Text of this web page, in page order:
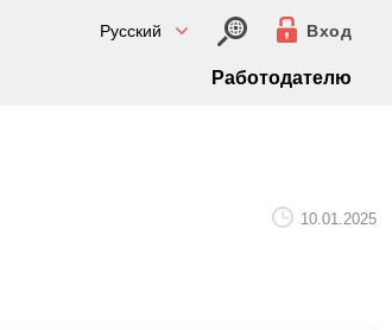
Русский Вход
Работодателю
10.01.2025